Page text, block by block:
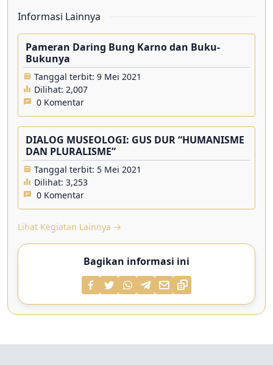
Informasi Lainnya
Pameran Daring Bung Karno dan Buku-
Bukunya
Tanggal terbit: 9 Mei 2021
Dilihat: 2,007
0 Komentar
DIALOG MUSEOLOGI: GUS DUR “HUMANISME
DAN PLURALISME”
Tanggal terbit: 5 Mei 2021
Dilihat: 3,253
0 Komentar
Lihat Kegiatan Lainnya →
Bagikan informasi ini